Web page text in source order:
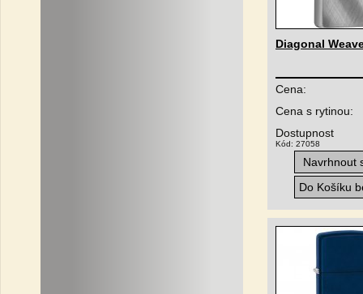
Diagonal
Cena:
Cena s rytinou:
Dostupnost
Kód: 27058
Navrhnout
Do Košíku